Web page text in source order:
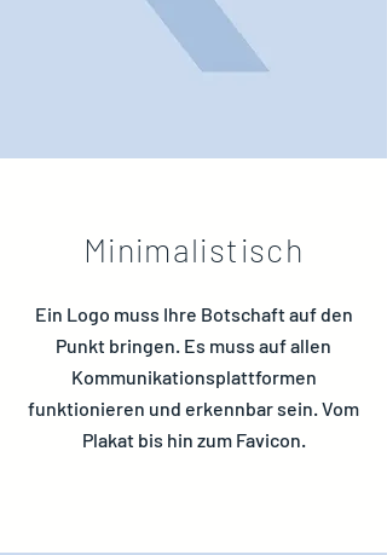
Minimalistisch
Ein Logo muss Ihre Botschaft auf den
Punkt bringen. Es muss auf allen
Kommunikationsplattformen
funktionieren und erkennbar sein. Vom
Plakat bis hin zum Favicon.